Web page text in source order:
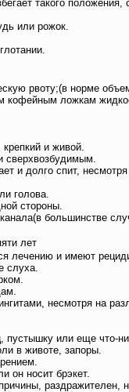
такого положения,
или рожок.
рвоту;(в норме
кофейным ложкам
и живой.
сверхвозбудимым.
и долго спит,
голова.
стороны.
большинстве
лет
лечению и имеют
слуха.
несмотря на
пустышку или еще что-
в животе, запоры.
он носит брэкет.
раздражителен,